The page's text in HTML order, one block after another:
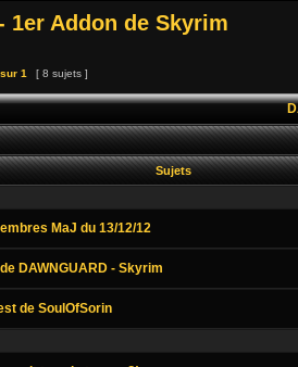
1er Addon de Skyrim
sur 1 [ 8 sujets ]
Sujets
MaJ du 13/12/12
DAWNGUARD - Skyrim
de SoulOfSorin